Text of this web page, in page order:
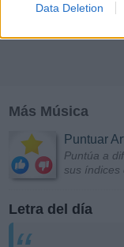
Data Deletion
Más Música
Puntuar
Puntúa a
sus índices
Letra del día